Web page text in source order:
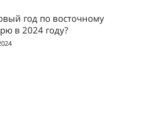
год по восточному
в 2024 году?